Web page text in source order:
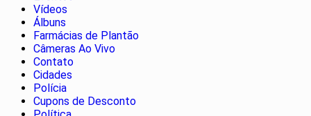
Vídeos
Álbuns
Farmácias de Plantão
Câmeras Ao Vivo
Contato
Cidades
Polícia
Cupons de Desconto